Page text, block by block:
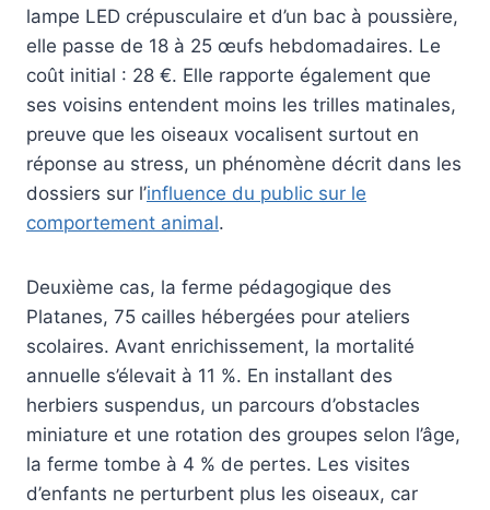
lampe LED crépusculaire et d’un bac à poussière,
elle passe de 18 à 25 œufs hebdomadaires. Le
coût initial : 28 €. Elle rapporte également que
ses voisins entendent moins les trilles matinales,
preuve que les oiseaux vocalisent surtout en
réponse au stress, un phénomène décrit dans les
dossiers sur l’influence du public sur le
comportement animal.
Deuxième cas, la ferme pédagogique des
Platanes, 75 cailles hébergées pour ateliers
scolaires. Avant enrichissement, la mortalité
annuelle s’élevait à 11 %. En installant des
herbiers suspendus, un parcours d’obstacles
miniature et une rotation des groupes selon l’âge,
la ferme tombe à 4 % de pertes. Les visites
d’enfants ne perturbent plus les oiseaux, car